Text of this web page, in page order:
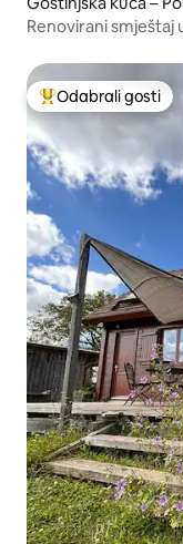
Renovirani smještaj
Među najviše
Odabrali gosti